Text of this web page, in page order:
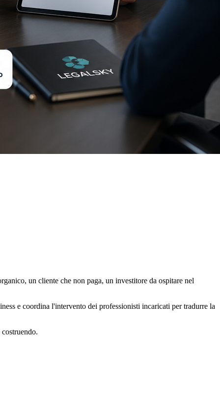
un cliente che non paga, un investitore da ospitare nel
e coordina l'intervento dei professionisti incaricati per tradurre la